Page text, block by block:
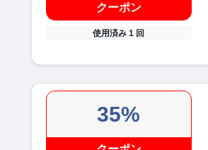
クーポン
使用済み 1 回
35%